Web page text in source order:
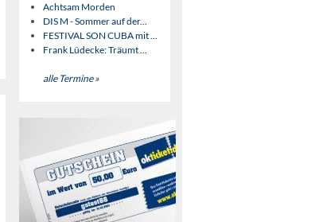
Achtsam Morden
DIS M - Sommer auf der...
FESTIVAL SON CUBA mit ...
Frank Lüdecke: Träumt ...
alle Termine »